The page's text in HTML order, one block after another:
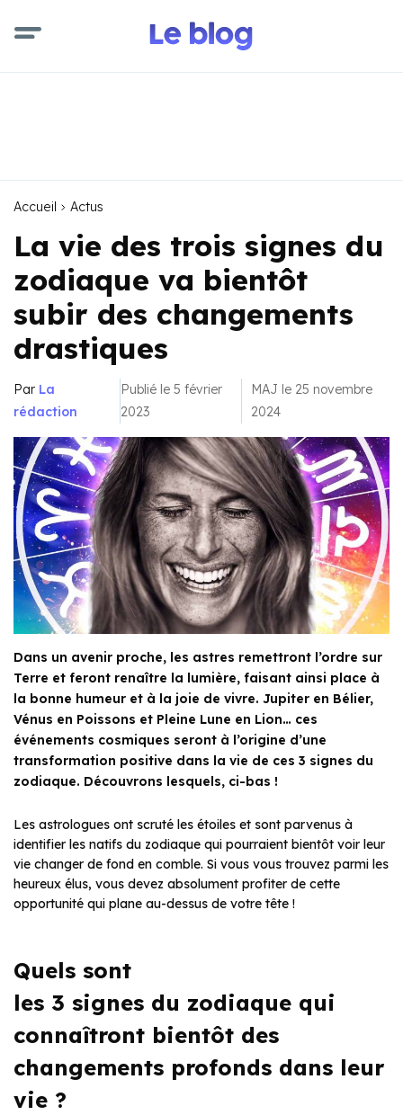
Accueil Actus
La vie des trois signes du
zodiaque va bientôt
subir des changements
drastiques
Par La
rédaction
Publié le 5 février
2023
MAJ le 25 novembre
2024
Dans un avenir proche, les astres remettront l’ordre sur
Terre et feront renaître la lumière, faisant ainsi place à
la bonne humeur et à la joie de vivre. Jupiter en Bélier,
Vénus en Poissons et Pleine Lune en Lion… ces
événements cosmiques seront à l’origine d’une
transformation positive dans la vie de ces 3 signes du
zodiaque. Découvrons lesquels, ci-bas !
Les astrologues ont scruté les étoiles et sont parvenus à
identifier les natifs du zodiaque qui pourraient bientôt voir leur
vie changer de fond en comble. Si vous vous trouvez parmi les
heureux élus, vous devez absolument profiter de cette
opportunité qui plane au-dessus de votre tête !
Quels sont
les 3 signes du zodiaque qui
connaîtront bientôt des
changements profonds dans leur
vie ?